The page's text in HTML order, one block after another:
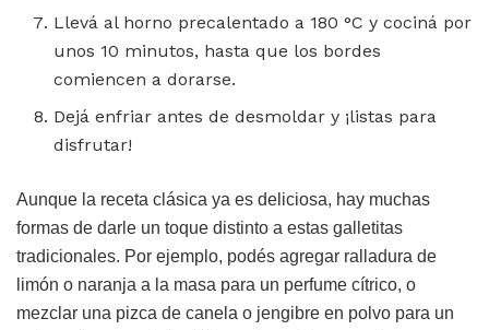
Llevá al horno precalentado a 180 °C y cociná por
unos 10 minutos, hasta que los bordes
comiencen a dorarse.
Dejá enfriar antes de desmoldar y ¡listas para
disfrutar!
Aunque la receta clásica ya es deliciosa, hay muchas
formas de darle un toque distinto a estas galletitas
tradicionales. Por ejemplo, podés agregar ralladura de
limón o naranja a la masa para un perfume cítrico, o
mezclar una pizca de canela o jengibre en polvo para un